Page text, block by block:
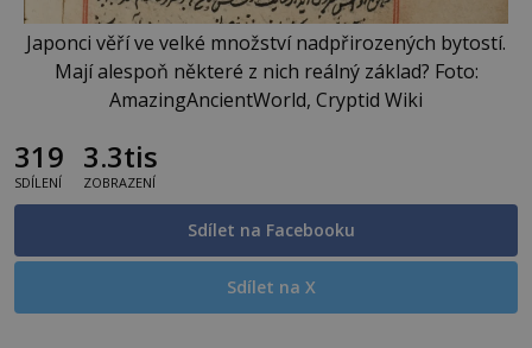
Japonci věří ve velké množství nadpřirozených bytostí.
Mají alespoň některé z nich reálný základ? Foto:
AmazingAncientWorld, Cryptid Wiki
319
SDÍLENÍ
3.3tis
ZOBRAZENÍ
Sdílet na Facebooku
Sdílet na X